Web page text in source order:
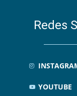
Redes
YOUTUBE